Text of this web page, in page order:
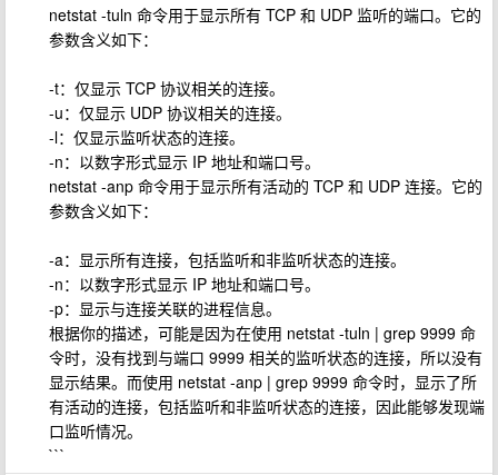
netstat -tuln 命令用于显示所有 TCP 和 UDP 监听的端口。它的
参数含义如下：
-t：仅显示 TCP 协议相关的连接。
-u：仅显示 UDP 协议相关的连接。
-l：仅显示监听状态的连接。
-n：以数字形式显示 IP 地址和端口号。
netstat -anp 命令用于显示所有活动的 TCP 和 UDP 连接。它的
参数含义如下：
-a：显示所有连接，包括监听和非监听状态的连接。
-n：以数字形式显示 IP 地址和端口号。
-p：显示与连接关联的进程信息。
根据你的描述，可能是因为在使用 netstat -tuln | grep 9999 命
令时，没有找到与端口 9999 相关的监听状态的连接，所以没有
显示结果。而使用 netstat -anp | grep 9999 命令时，显示了所
有活动的连接，包括监听和非监听状态的连接，因此能够发现端
口监听情况。
```